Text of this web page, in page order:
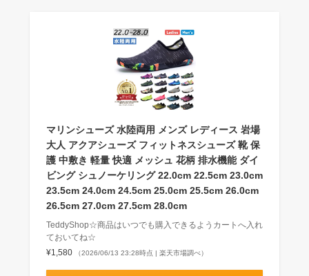
マリンシューズ 水陸両用 メンズ レディース 岩場
大人 アクアシューズ フィットネスシューズ 靴 保
護 中敷き 軽量 快適 メッシュ 花柄 排水機能 ダイ
ビング シュノーケリング 22.0cm 22.5cm 23.0cm
23.5cm 24.0cm 24.5cm 25.0cm 25.5cm 26.0cm
26.5cm 27.0cm 27.5cm 28.0cm
TeddyShop☆商品はいつでも購入できるようカートへ入れ
ておいてね☆
¥1,580
（2026/06/13 23:28時点 | 楽天市場調べ）